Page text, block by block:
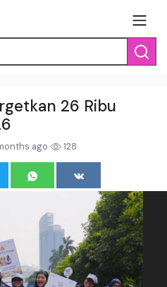
26 Ribu
ago 128